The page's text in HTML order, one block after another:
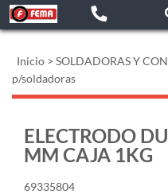
Inicio > SOLDADORAS Y
p/soldadoras
ELECTRODO
MM CAJA 1KG
69335804